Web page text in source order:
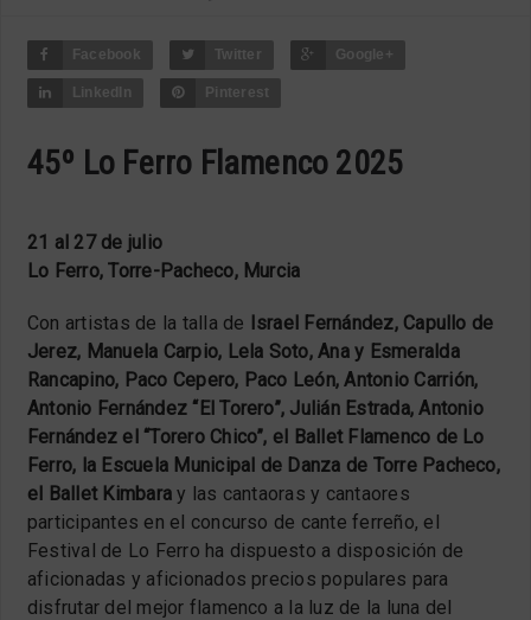
Facebook Twitter Google+
LinkedIn Pinterest
45º Lo Ferro Flamenco 2025
21 al 27 de julio
Lo Ferro, Torre-Pacheco, Murcia
Con artistas de la talla de
Israel Fernández, Capullo de
Jerez, Manuela Carpio, Lela Soto, Ana y Esmeralda
Rancapino, Paco Cepero, Paco León, Antonio Carrión,
Antonio Fernández “El Torero”, Julián Estrada, Antonio
Fernández el “Torero Chico”, el Ballet Flamenco de Lo
Ferro, la Escuela Municipal de Danza de Torre Pacheco,
el Ballet Kimbara y las cantaoras y cantaores
participantes en el concurso de cante ferreño, el
Festival de Lo Ferro ha dispuesto a disposición de
aficionadas y aficionados precios populares para
disfrutar del mejor flamenco a la luz de la luna del